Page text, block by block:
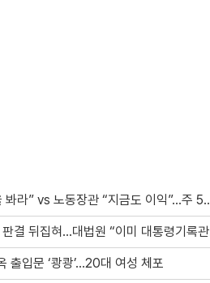
” vs 노동장관 “지금도 이익”…주 52시간 이견
결 뒤집혀…대법원 “이미 대통령기록관 이관”
출입문 ‘쾅쾅’…20대 여성 체포